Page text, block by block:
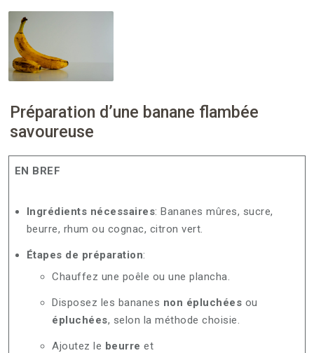
Préparation d’une banane flambée
savoureuse
EN BREF
Ingrédients nécessaires: Bananes mûres, sucre,
beurre, rhum ou cognac, citron vert.
Étapes de préparation:
Chauffez une poêle ou une plancha.
Disposez les bananes non épluchées ou
épluchées, selon la méthode choisie.
Ajoutez le beurre et